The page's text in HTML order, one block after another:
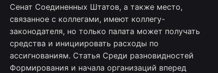
Сенат Соединенных Штатов, а также место,
связанное с коллегами, имеют коллегу-
законодателя, но только палата может получать
средства и инициировать расходы по
ассигнованиям. Статья Среди разновидностей
Формирования и начала организаций вперед